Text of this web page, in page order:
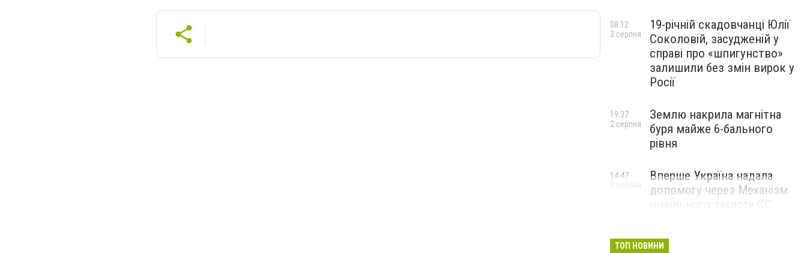
19-річній скадовчанці Юлії
Соколовій, засудженій у
справі про «шпигунство»
залишили без змін вирок у
Росії
08:12
3 серпня
Землю накрила магнітна
буря майже 6-бального
рівня
19:37
2 серпня
Вперше Україна надала
допомогу через Механізм
цивільного захисту ЄС
14:47
2 серпня
ТОП НОВИНИ